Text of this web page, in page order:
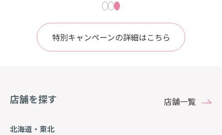
特別キャンペーンの詳細はこちら
店舗を探す 店舗一覧
北海道・東北